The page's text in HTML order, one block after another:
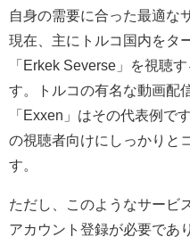
自身の需要に合った最適な
現在、主にトルコ国内をタ
「Erkek Severse」を視聴
す。トルコの有名な動画配
「Exxen」はその代表例で
の視聴者向けにしっかりと
す。
ただし、このようなサービ
アカウント登録が必要であ